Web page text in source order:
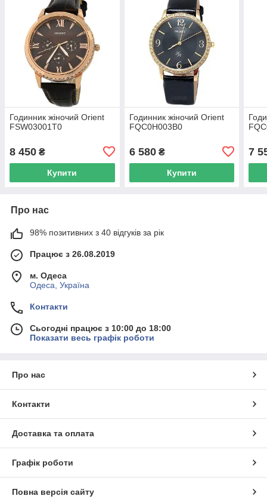
Годинник жіночий Orient
FSW03001T0
8 450 ₴
Купити
Годинник жіночий Orient
FQC0H003B0
6 580₴
Купити
7
Про нас
98% позитивних з 40 відгуків за рік
Працює з 26.08.2019
м. Одеса
Одеса, Україна
Контакти
Сьогодні працює з 10:00 до 18:00
Показати весь графік роботи
Про нас
Контакти
Доставка та оплата
Графік роботи
Повна версія сайту